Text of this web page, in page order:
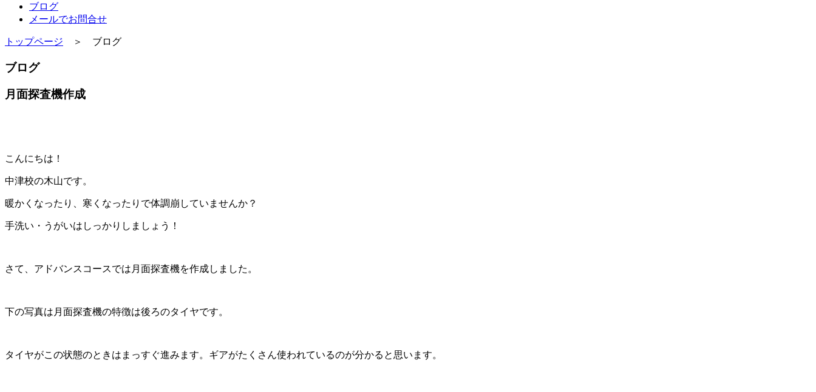
ブログ
メールでお問合せ
トップページ ＞ ブログ
ブログ
月面探査機作成
こんにちは！
中津校の木山です。
暖かくなったり、寒くなったりで体調崩していませんか？
手洗い・うがいはしっかりしましょう！
さて、アドバンスコースでは月面探査機を作成しました。
下の写真は月面探査機の特徴は後ろのタイヤです。
タイヤがこの状態のときはまっすぐ進みます。ギアがたくさん使われているのが分かると思います。